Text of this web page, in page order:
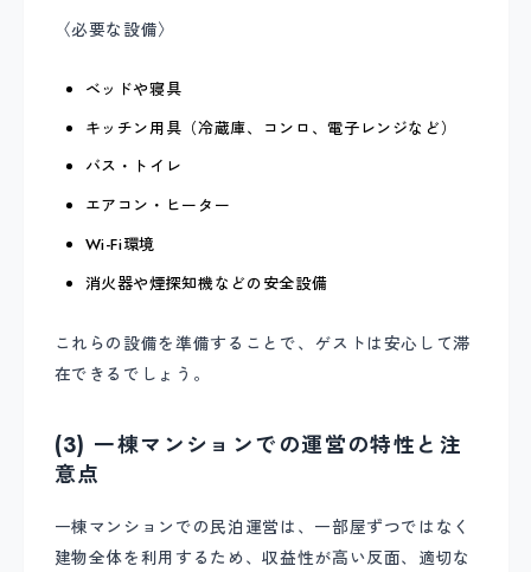
〈必要な設備〉
ベッドや寝具
キッチン用具（冷蔵庫、コンロ、電子レンジなど）
バス・トイレ
エアコン・ヒーター
Wi-Fi環境
消火器や煙探知機などの安全設備
これらの設備を準備することで、ゲストは安心して滞
在できるでしょう。
(3) 一棟マンションでの運営の特性と注
意点
一棟マンションでの民泊運営は、一部屋ずつではなく
建物全体を利用するため、収益性が高い反面、適切な